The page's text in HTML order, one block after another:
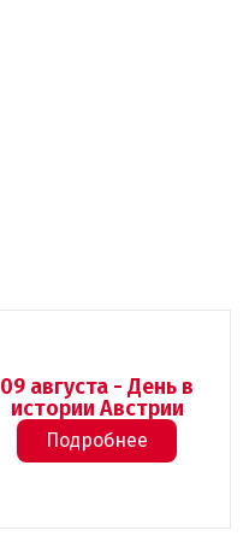
09 августа - День в
истории Австрии
Подробнее